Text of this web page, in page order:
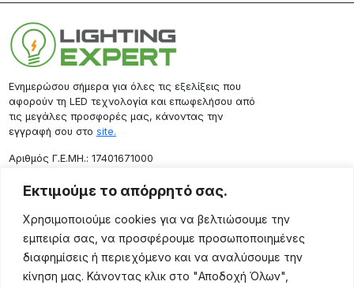
Εκτιμούμε το απόρρητό σας.
Χρησιμοποιούμε cookies για να βελτιώσουμε την
εμπειρία σας, να προσφέρουμε προσωποποιημένες
διαφημίσεις ή περιεχόμενο και να αναλύσουμε την
κίνηση μας. Κάνοντας κλικ στο "Αποδοχή Όλων",
Ενημερώσου σήμερα για όλες τις εξελίξεις που
αφορούν τη LED τεχνολογία και επωφελήσου από
τις μεγάλες προσφορές μας, κάνοντας την
εγγραφή σου στο site.
Aριθμός Γ.Ε.ΜΗ.: 17401671000
Επικοινωνία
Ρόδου 133, Αθήνα 10443
(+30) 211 725 5427
sales@lightingexpert.gr